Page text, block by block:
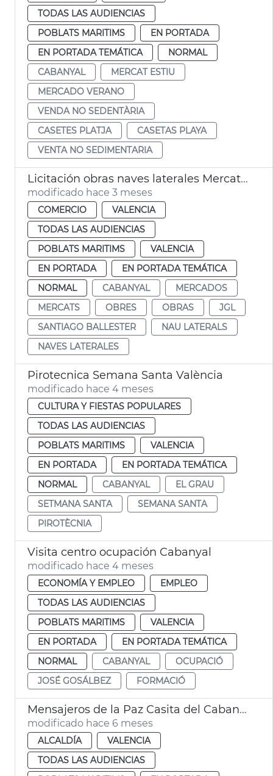
TODAS LAS AUDIENCIAS
POBLATS MARITIMS
EN PORTADA
EN PORTADA TEMÁTICA
NORMAL
CABANYAL
MERCAT ESTIU
MERCADO VERANO
VENDA NO SEDENTÀRIA
CASETES PLATJA
CASETAS PLAYA
VENTA NO SEDIMENTARIA
Licitación obras naves laterales Mercat Cabanyal
modificado hace 3 meses
COMERCIO
VALENCIA
TODAS LAS AUDIENCIAS
POBLATS MARITIMS
VALENCIA
EN PORTADA
EN PORTADA TEMÁTICA
NORMAL
CABANYAL
MERCADOS
MERCATS
OBRES OBRAS
JGL
SANTIAGO BALLESTER
NAU LATERALS
NAVES LATERALES
Pirotecnica Semana Santa València
modificado hace 4 meses
CULTURA Y FIESTAS POPULARES
TODAS LAS AUDIENCIAS
POBLATS MARITIMS
VALENCIA
EN PORTADA
EN PORTADA TEMÁTICA
NORMAL
CABANYAL
EL GRAU
SETMANA SANTA
SEMANA SANTA
PIROTÈCNIA
Visita centro ocupación Cabanyal
modificado hace 4 meses
ECONOMÍA Y EMPLEO
EMPLEO
TODAS LAS AUDIENCIAS
POBLATS MARITIMS
VALENCIA
EN PORTADA
EN PORTADA TEMÁTICA
NORMAL
CABANYAL
OCUPACIÓ
JOSÉ GOSÁLBEZ
FORMACIÓ
Mensajeros de la Paz Casita del Cabanyal Centre Cívic
modificado hace 6 meses
ALCALDÍA
VALENCIA
TODAS LAS AUDIENCIAS